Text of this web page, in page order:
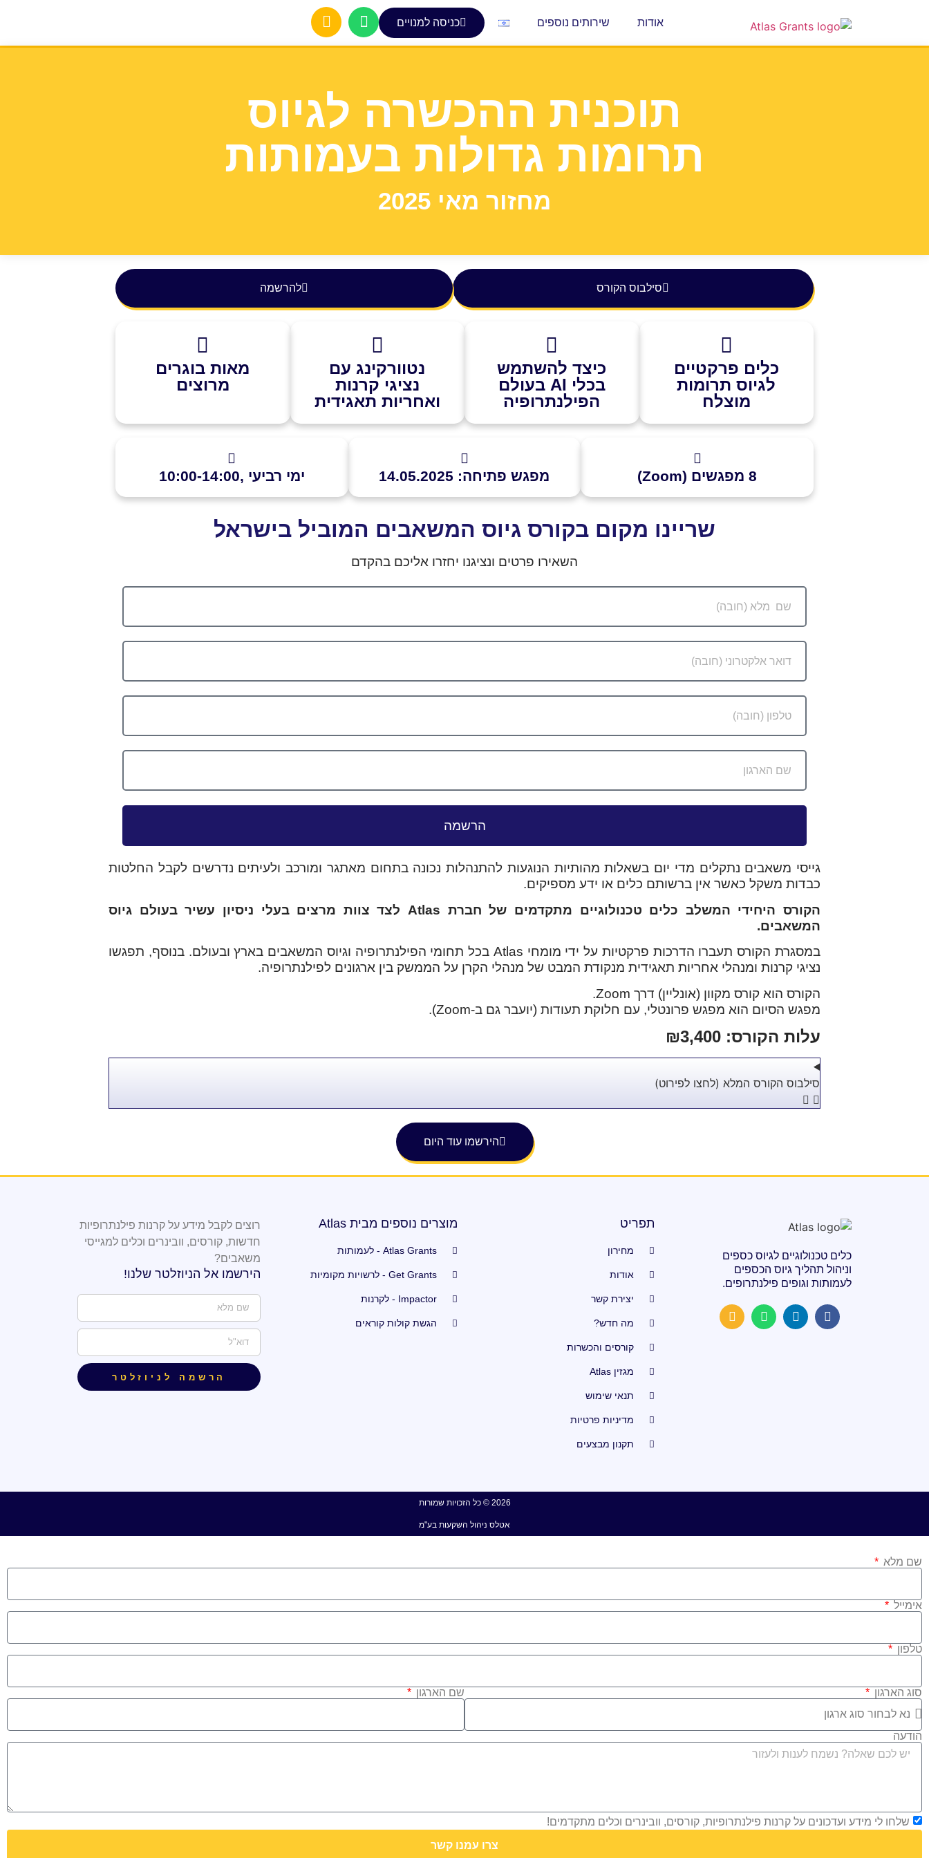
אודות שירותים נוספים כניסה למנויים
תוכנית ההכשרה לגיוס
תרומות גדולות בעמותות
מחזור מאי 2025
סילבוס הקורס להרשמה
כלים פרקטיים
לגיוס תרומות
מוצלח
כיצד להשתמש
בכלי AI בעולם
הפילנתרופיה
נטוורקינג עם
נציגי קרנות
ואחריות תאגידית
מאות בוגרים
מרוצים
8 מפגשים (Zoom) מפגש פתיחה: 14.05.2025 ימי רביעי ,10:00-14:00
שריינו מקום בקורס גיוס המשאבים המוביל בישראל
השאירו פרטים ונציגנו יחזרו אליכם בהקדם
הרשמה
גייסי משאבים נתקלים מדי יום בשאלות מהותיות הנוגעות להתנהלות נכונה בתחום מאתגר ומורכב ולעיתים נדרשים לקבל החלטות
כבדות משקל כאשר אין ברשותם כלים או ידע מספיקים.
הקורס היחידי המשלב כלים טכנולוגיים מתקדמים של חברת Atlas לצד צוות מרצים בעלי ניסיון עשיר בעולם גיוס
המשאבים.
במסגרת הקורס תעברו הדרכות פרקטיות על ידי מומחי Atlas בכל תחומי הפילנתרופיה וגיוס המשאבים בארץ ובעולם. בנוסף, תפגשו
נציגי קרנות ומנהלי אחריות תאגידית מנקודת המבט של מנהלי הקרן על הממשק בין ארגונים לפילנתרופיה.
הקורס הוא קורס מקוון (אונליין) דרך Zoom.
מפגש הסיום הוא מפגש פרונטלי, עם חלוקת תעודות (יועבר גם ב-Zoom).
עלות הקורס: ₪3,400
סילבוס הקורס המלא (לחצו לפירוט)
הירשמו עוד היום
כלים טכנולוגיים לגיוס כספים
וניהול תהליך גיוס הכספים
לעמותות וגופים פילנתרופים.
תפריט
מחירון
אודות
יצירת קשר
מה חדש?
קורסים והכשרות
מגזין Atlas
תנאי שימוש
מדיניות פרטיות
תקנון מבצעים
מוצרים נוספים מבית Atlas
Atlas Grants - לעמותות
Get Grants - לרשויות מקומיות
Impactor - לקרנות
הגשת קולות קוראים
רוצים לקבל מידע על קרנות פילנתרופיות
חדשות, קורסים, וובינרים וכלים למגייסי
משאבים?
הירשמו אל הניוזלטר שלנו!
הרשמה לניוזלטר
2026 © כל הזכויות שמורות
אטלס ניהול השקעות בע"מ
שם מלא
אימייל
טלפון
סוג הארגון שם הארגון
הודעה
שלחו לי מידע ועדכונים על קרנות פילנתרופיות, קורסים, וובינרים וכלים מתקדמים!
צרו עמנו קשר